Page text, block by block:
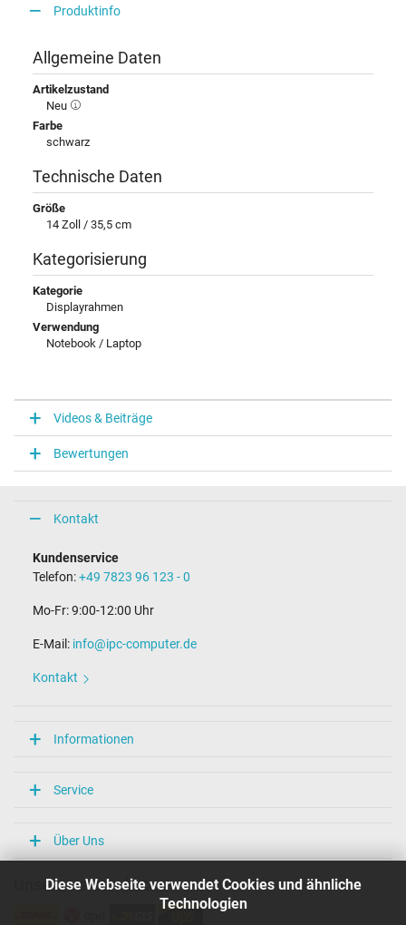
Diese Webseite verwendet Cookies und ähnliche
Technologien
Produktinfo
Allgemeine Daten
Artikelzustand
Neu
Farbe
schwarz
Technische Daten
Größe
14 Zoll / 35,5 cm
Kategorisierung
Kategorie
Displayrahmen
Verwendung
Notebook / Laptop
Videos & Beiträge
Bewertungen
Kontakt
Kundenservice
Telefon:+49 7823 96 123 - 0
Mo-Fr: 9:00-12:00 Uhr
E-Mail: info@ipc-computer.de
Kontakt
Informationen
Service
Über Uns
Unsere Versandarten